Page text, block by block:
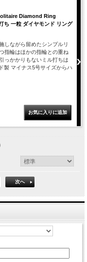
Diamond Ring
ち 一粒 ダイヤモンド リング
しながら留めたシンプルリ
指輪はほかの指輪との重ね
っかかりもないミル打ちは
製 マイナス5号サイズからハ
次へ